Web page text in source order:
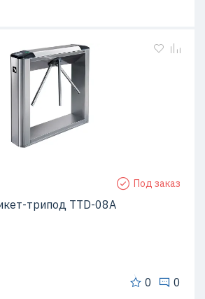
Под заказ
трипод TTD-08A
0 0